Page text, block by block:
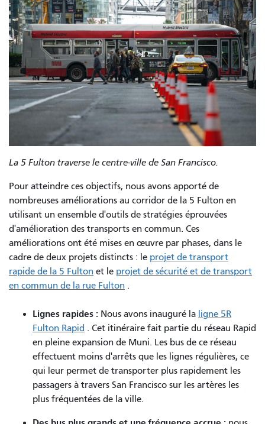
La 5 Fulton traverse le centre-ville de San Francisco.
Pour atteindre ces objectifs, nous avons apporté de
nombreuses améliorations au corridor de la 5 Fulton en
utilisant un ensemble d'outils de stratégies éprouvées
d'amélioration des transports en commun. Ces
améliorations ont été mises en œuvre par phases, dans le
cadre de deux projets distincts : le projet de transport
rapide de la 5 Fulton et le projet de sécurité et de transport
en commun de la rue Fulton .
Lignes rapides : Nous avons inauguré la ligne 5R
Fulton Rapid . Cet itinéraire fait partie du réseau Rapid
en pleine expansion de Muni. Les bus de ce réseau
effectuent moins d'arrêts que les lignes régulières, ce
qui leur permet de transporter plus rapidement les
passagers à travers San Francisco sur les artères les
plus fréquentées de la ville.